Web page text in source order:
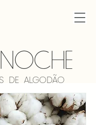
DE ALGODÃO